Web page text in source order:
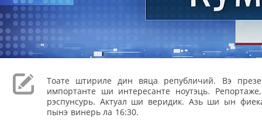
Тоате штириле дин вяца републичий. Вэ
импортанте ши интересанте ноутэць.
рэспунсурь. Актуал ши веридик. Азь ши ын
пынэ винерь ла 16:30.